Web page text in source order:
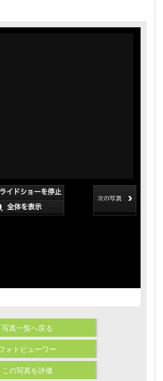
写真一覧へ戻る
ォトビューワー
この写真を評価